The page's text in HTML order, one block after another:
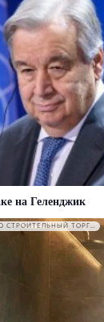
на Геленджик
РЕКЛАМА • ООО СТРОИТЕЛЬНЫЙ ТОРГОВЫЙ ДОМ «ПЕТРОВИЧ». ИНН: 7802348846